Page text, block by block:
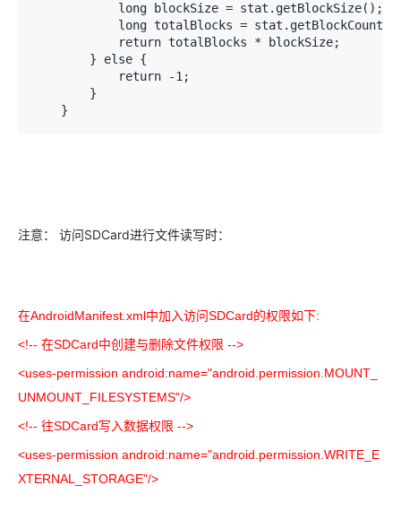
            long blockSize = stat.getBlockSize();
long totalBlocks =
            return totalBlocks * blockSize;
        } else {
            return -1;
        }
    }
注意： 访问SDCard进行文件读写时：
在AndroidManifest.xml中加入访问SDCard的权限如下:
<!-- 在SDCard中创建与删除文件权限 -->
<uses-permission android:name="android.permission.MOUNT_
UNMOUNT_FILESYSTEMS"/>
<!-- 往SDCard写入数据权限 -->
<uses-permission android:name="android.permission.WRITE_E
XTERNAL_STORAGE"/>